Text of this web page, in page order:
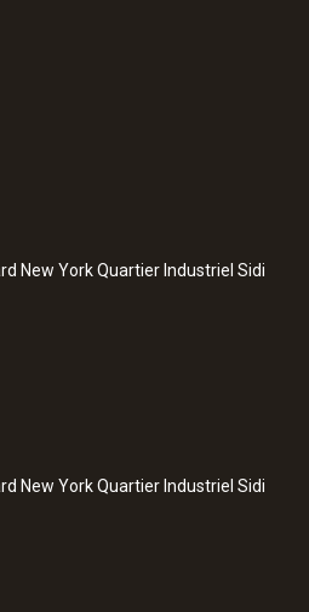
New York Quartier Industriel Sidi
New York Quartier Industriel Sidi